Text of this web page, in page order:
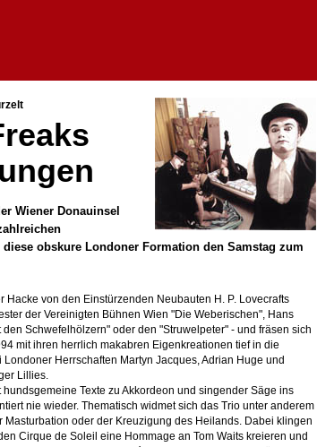
Wiener Donauinsel
obskure Londoner Formation den Samstag zum
Hacke von den Einstürzenden Neubauten H. P. Lovecrafts
der Vereinigten Bühnen Wien "Die Weberischen", Hans
Schwefelhölzern" oder den "Struwelpeter" - und fräsen sich
mit ihren herrlich makabren Eigenkreationen tief in die
Herrschaften Martyn Jacques, Adrian Huge und
Lillies.
Texte zu Akkordeon und singender Säge ins
nie wieder. Thematisch widmet sich das Trio unter anderem
Masturbation oder der Kreuzigung des Heilands. Dabei klingen
Cirque de Soleil eine Hommage an Tom Waits kreieren und